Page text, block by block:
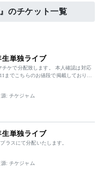
のチケット一覧
生単独ライブ
チケで分配致します。 本人確認は対応
までこちらのお値段で掲載しておりま
: チケジャム
生単独ライブ
ラスにて分配いたします。
: チケジャム